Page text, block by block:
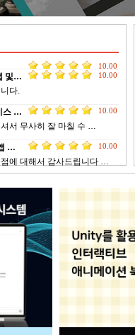
및…
다.
10.00
서 무사히 잘 마칠 수 …
에 대해서 감사드립니다 …
…
한 일 진행으로 잘 마무리…
10.00
…
서 제작해주셨습니다. …
계약과 조율을 해서 좋았…
10.00
었습니다. 만들다보니 …
10.00
플 애플리케이션까지 …